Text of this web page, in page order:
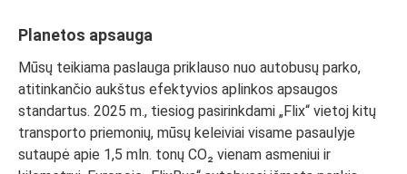
Planetos apsauga
Mūsų teikiama paslauga priklauso nuo autobusų parko,
atitinkančio aukštus efektyvios aplinkos apsaugos
standartus. 2025 m., tiesiog pasirinkdami „Flix“ vietoj kitų
transporto priemonių, mūsų keleiviai visame pasaulyje
sutaupė apie 1,5 mln. tonų CO₂ vienam asmeniui ir